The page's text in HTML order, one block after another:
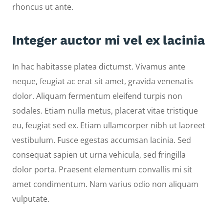
rhoncus ut ante.
Integer auctor mi vel ex lacinia
In hac habitasse platea dictumst. Vivamus ante
neque, feugiat ac erat sit amet, gravida venenatis
dolor. Aliquam fermentum eleifend turpis non
sodales. Etiam nulla metus, placerat vitae tristique
eu, feugiat sed ex. Etiam ullamcorper nibh ut laoreet
vestibulum. Fusce egestas accumsan lacinia. Sed
consequat sapien ut urna vehicula, sed fringilla
dolor porta. Praesent elementum convallis mi sit
amet condimentum. Nam varius odio non aliquam
vulputate.